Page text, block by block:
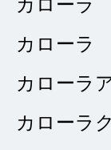
4点
カローラ
カローラ
カローラ
カローラ